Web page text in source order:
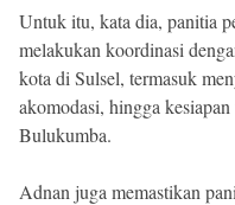
Untuk itu, kata dia, panitia
melakukan koordinasi
kota di Sulsel, termasuk
akomodasi, hingga
Bulukumba.
Adnan juga memastikan